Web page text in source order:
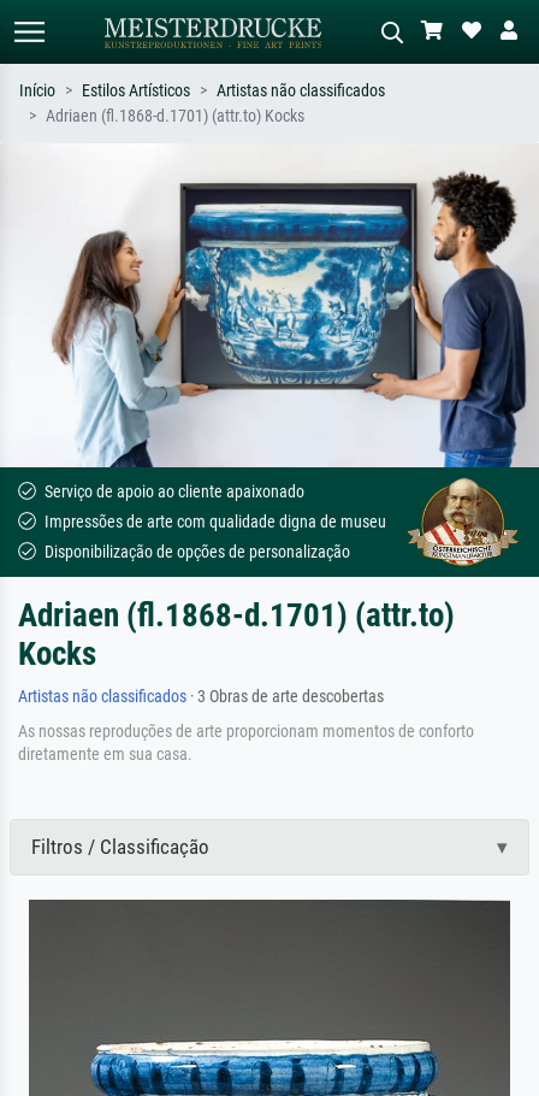
ex: Monet, Noite Estrelada,
impressionismo, onda de Hokusai, nu.
Descreva a cena – ex: prado verde,
abstrato com muito vermelho, pintura
a óleo escura, nu em pé ao lado de
uma árvore.
Início Estilos Artísticos
Artistas não classificados
Adriaen (fl.1868-d.1701) (attr.to) Kocks
Serviço de apoio ao cliente apaixonado
Impressões de arte com qualidade digna de museu
Disponibilização de opções de personalização
Adriaen (fl.1868-d.1701) (attr.to)
Kocks
Artistas não classificados · 3 Obras de arte descobertas
As nossas reproduções de arte proporcionam momentos de conforto
diretamente em sua casa.
Filtros / Classificação